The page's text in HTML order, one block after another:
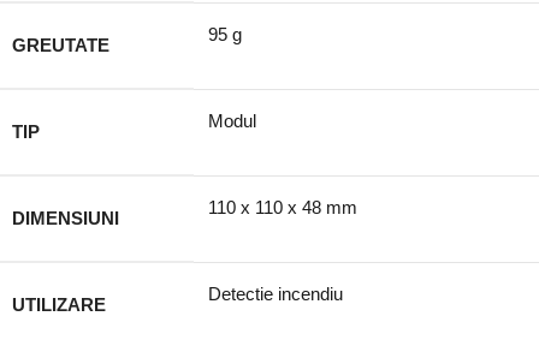
GREUTATE
95 g
TIP
Modul
DIMENSIUNI
110 x 110 x 48 mm
UTILIZARE
Detectie incendiu